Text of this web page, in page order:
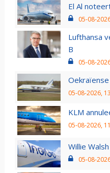
El Al
05-08-
Lufthansa
B
05-08-
05-08-2026,
KLM
05-08-2026,
Willie
05-08-